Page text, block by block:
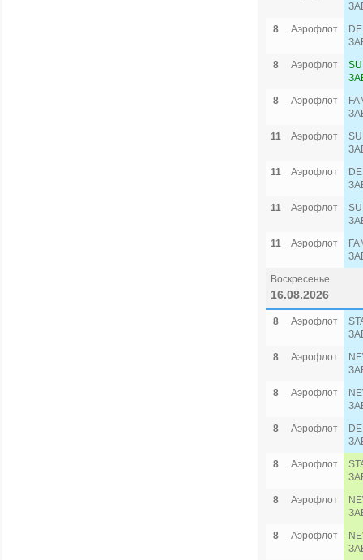
8
Аэрофлот
8
Аэрофлот
8
Аэрофлот
11
Аэрофлот
11
Аэрофлот
11
Аэрофлот
11
Аэрофлот
Воскресенье
16.08.2026
8 Аэрофлот
8
Аэрофлот
8
Аэрофлот
8
Аэрофлот
8
Аэрофлот
8
Аэрофлот
8
Аэрофлот